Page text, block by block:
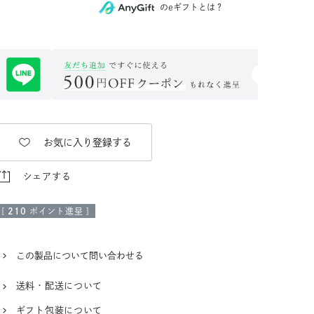
のeギフトとは？
お気に入り登録する
シェアする
210 ポイント進呈 ]
この製品について問い合わせる
送料・配送について
ギフト包装について